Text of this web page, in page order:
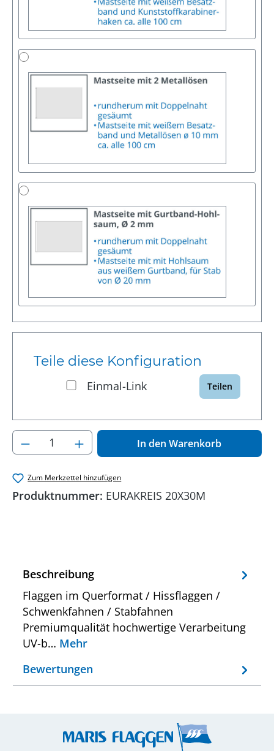
Teile diese Konfiguration
Einmal-Link Teilen
Produkt Anzahl: Gib den gewünschten
In den Warenkorb
Zum Merkzettel hinzufügen
Produktnummer: EURAKREIS 20X30M
Beschreibung
Flaggen im Querformat / Hissflaggen /
Schwenkfahnen / Stabfahnen
Premiumqualität hochwertige Verarbeitung
UV-b… Mehr
Bewertungen